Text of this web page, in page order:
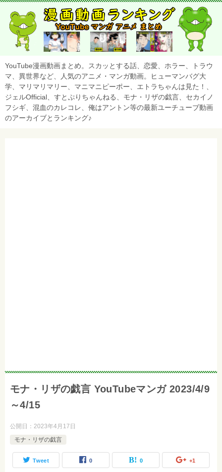
YouTube漫画動画まとめ。スカッとする話、恋愛、ホラー、トラウ
マ、異世界など、人気のアニメ・マンガ動画。ヒューマンバグ大
学、マリマリマリー、マニマニピーポー、エトラちゃんは見た！、
ジェルOfficial、すとぷりちゃんねる、モナ・リザの戯言、セカイノ
フシギ、混血のカレコレ、俺はアントン等の最新ユーチューブ動画
のアーカイブとランキング♪
モナ・リザの戯言 YouTubeマンガ 2023/4/9
～4/15
公開日： 2023年4月17日
モナ・リザの戯言
Tweet 0 0 +1